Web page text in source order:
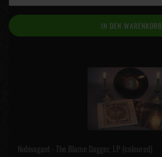
IN DEN WARENKORB
Nubivagant - The Blame Dagger, LP (coloured)